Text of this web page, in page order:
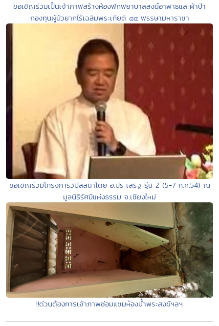
ขอเชิญร่วมเป็นเจ้าภาพสร้างห้องพักพยาบาลสงฆ์อาพาธและผ้าป่า
กองทุนผู้ป่วยากไร้เฉลิมพระเกียติ ๘๔ พรรษามหาราชา
ขอเชิญร่วมโครงการวิปัสสนาโดย อ.ประเสริฐ รุ่น 2 (5-7 ก.ค.54) ณ
มูลนิธิรัศมีแห่งธรรม จ.เชียงใหม่
!!ด่วนต้องการเจ้าภาพซ่อมแซมห้องน้ำพระสงฆ์ฯลฯ